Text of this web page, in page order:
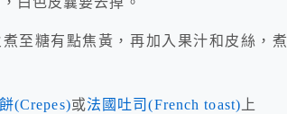
至糖有點焦黃，再加入果汁和皮絲，
(Crepes)或法國吐司(French toast) 上